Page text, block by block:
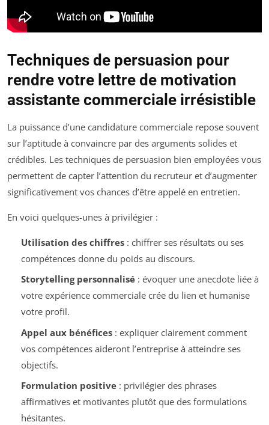
Techniques de persuasion pour
rendre votre lettre de motivation
assistante commerciale irrésistible
La puissance d’une candidature commerciale repose souvent
sur l’aptitude à convaincre par des arguments solides et
crédibles. Les techniques de persuasion bien employées vous
permettent de capter l’attention du recruteur et d’augmenter
significativement vos chances d’être appelé en entretien.
En voici quelques-unes à privilégier :
Utilisation des chiffres: chiffrer ses résultats ou ses
compétences donne du poids au discours.
Storytelling personnalisé: évoquer une anecdote liée à
votre expérience commerciale crée du lien et humanise
votre profil.
Appel aux bénéfices: expliquer clairement comment
vos compétences aideront l’entreprise à atteindre ses
objectifs.
Formulation positive: privilégier des phrases
affirmatives et motivantes plutôt que des formulations
hésitantes.